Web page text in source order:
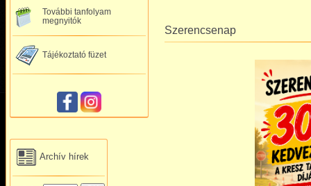
További tanfolyam
megnyitók
Tájékoztató füzet
Archív hírek
Szerencsenap